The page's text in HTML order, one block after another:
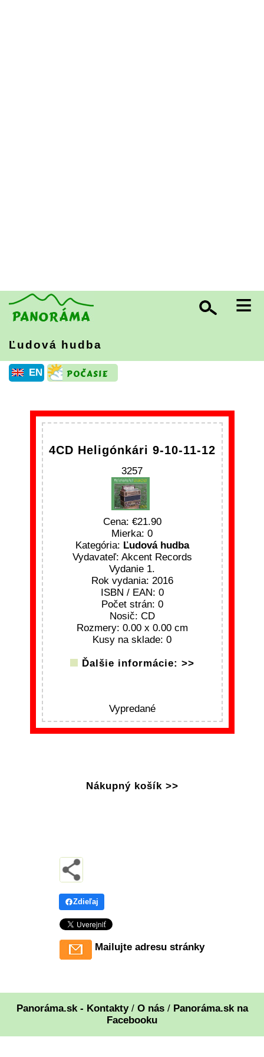
≡
Ľudová hudba
EN
4CD Heligónkári 9-10-11-12
3257
Cena:
21.90
Mierka: 0
Kategória: Ľudová hudba
Vydavateľ: Akcent Records
Vydanie 1.
Rok vydania: 2016
ISBN / EAN: 0
Počet strán: 0
Nosič: CD
Rozmery: 0.00 x 0.00 cm
Kusy na sklade: 0
Ďalšie informácie: >>
Vypredané
Nákupný košík >>
Zdieľaj
Mailujte adresu stránky
Panoráma.sk - Kontakty/ O nás/ Panoráma.sk na
Facebooku